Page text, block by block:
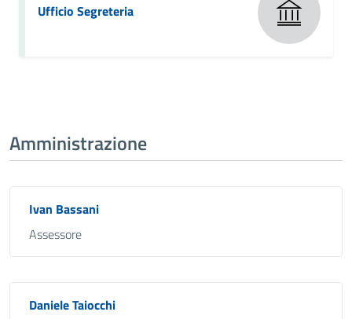
Ufficio Segreteria
Amministrazione
Ivan Bassani
Assessore
Daniele Taiocchi